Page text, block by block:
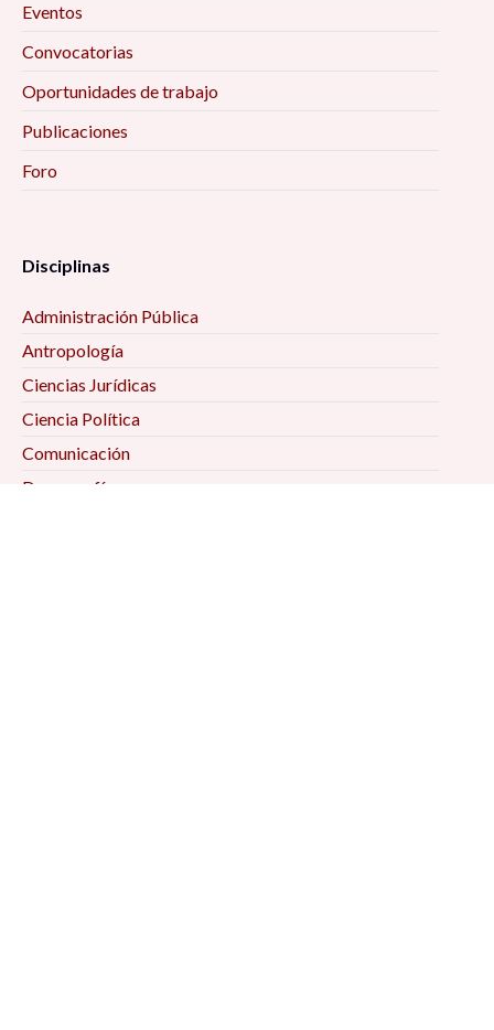
Eventos
Convocatorias
Oportunidades de trabajo
Publicaciones
Foro
Disciplinas
Administración Pública
Antropología
Ciencias Jurídicas
Ciencia Política
Comunicación
Demografía